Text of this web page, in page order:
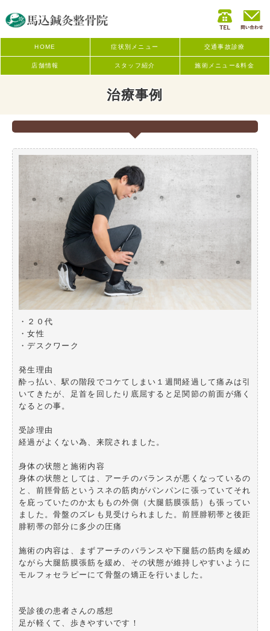
HOME 症状別メニュー 交通事故診療
店舗情報 スタッフ紹介 施術メニュー&料金
治療事例
・２０代
・女性
・デスクワーク
発生理由
酔っ払い、駅の階段でコケてしまい１週間経過して痛みは引
いてきたが、足首を回したり底屈すると足関節の前面が痛く
なるとの事。
受診理由
経過がよくない為、来院されました。
身体の状態と施術内容
身体の状態としては、アーチのバランスが悪くなっているの
と、前脛骨筋というスネの筋肉がパンパンに張っていてそれ
を庇っていたのか太ももの外側（大腿筋膜張筋）も張ってい
ました。骨盤のズレも見受けられました。前脛腓靭帯と後距
腓靭帯の部分に多少の圧痛
施術の内容は、まずアーチのバランスや下腿筋の筋肉を緩め
ながら大腿筋膜張筋を緩め、その状態が維持しやすいように
モルフォセラピーにて骨盤の矯正を行いました。
受診後の患者さんの感想
足が軽くて、歩きやすいです！